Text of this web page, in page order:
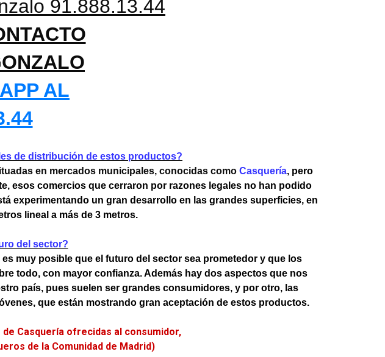
AL
de distribución de estos productos?
en mercados municipales, conocidas como Casquería, pero
esos comercios que cerraron por razones legales no han podido
experimentando un gran desarrollo en las grandes superficies, en
lineal a más de 3 metros.
del sector?
muy posible que el futuro del sector sea prometedor y que los
todo, con mayor confianza. Además hay dos aspectos que nos
país, pues suelen ser grandes consumidores, y por otro, las
que están mostrando gran aceptación de estos productos.
Casquería ofrecidas al consumidor,
de la Comunidad de Madrid)